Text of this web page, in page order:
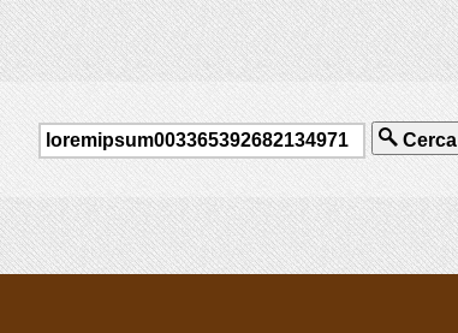
Cerca